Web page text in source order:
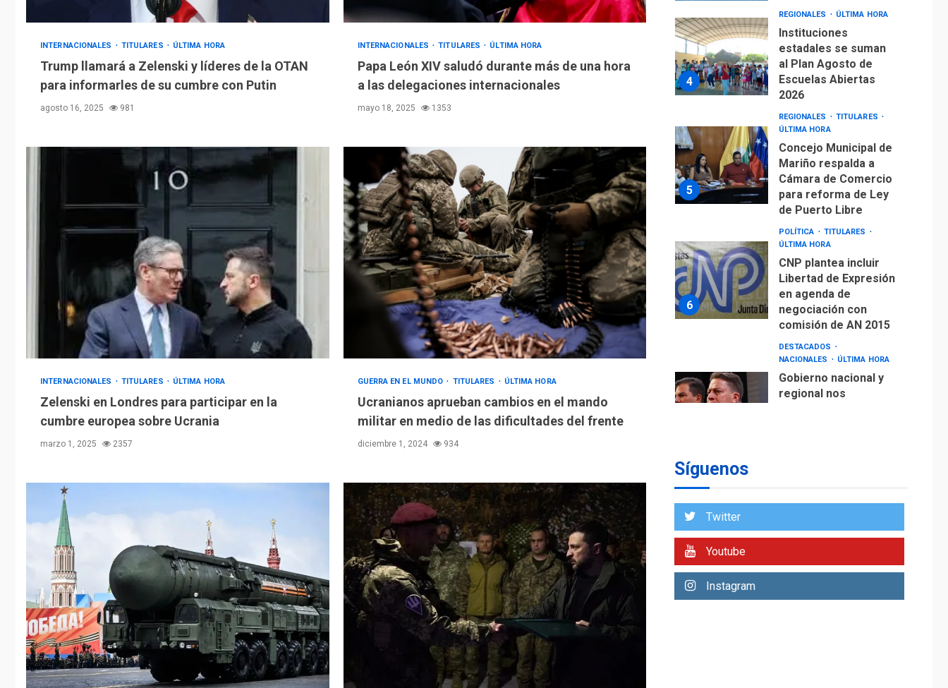
INTERNACIONALES TITULARES ÚLTIMA HORA
Trump llamará a Zelenski y líderes de la OTAN
para informarles de su cumbre con Putin
agosto 16, 2025 981
INTERNACIONALES TITULARES ÚLTIMA HORA
Papa León XIV saludó durante más de una hora
a las delegaciones internacionales
mayo 18, 2025 1353
INTERNACIONALES TITULARES ÚLTIMA HORA
Zelenski en Londres para participar en la
cumbre europea sobre Ucrania
marzo 1, 2025 2357
GUERRA EN EL MUNDO TITULARES ÚLTIMA HORA
Ucranianos aprueban cambios en el mando
militar en medio de las dificultades del frente
diciembre 1, 2024 934
4
REGIONALES ÚLTIMA HORA
Instituciones
estadales se suman
al Plan Agosto de
Escuelas Abiertas
2026
5
REGIONALES
TITULARES
ÚLTIMA HORA
Concejo Municipal de
Mariño respalda a
Cámara de Comercio
para reforma de Ley
de Puerto Libre
6
POLÍTICA
TITULARES
ÚLTIMA HORA
CNP plantea incluir
Libertad de Expresión
en agenda de
negociación con
comisión de AN 2015
DESTACADOS
NACIONALES
ÚLTIMA HORA
Gobierno nacional y
regional nos
1
ÚLTIMA HORA
operaciones de carga
Aeropuerto de
Síguenos
Twitter
Youtube
Instagram